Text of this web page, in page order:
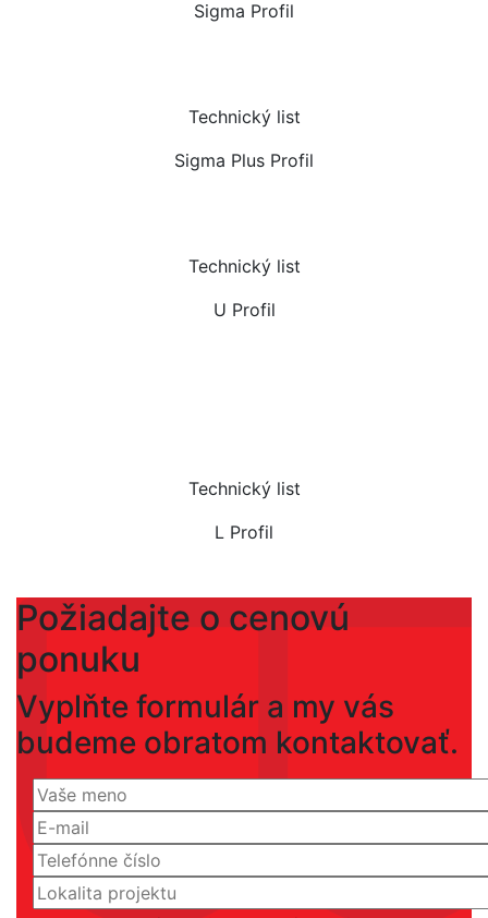
Sigma Profil
Technický list
Sigma Plus Profil
Technický list
U Profil
Technický list
L Profil
Požiadajte o cenovú
ponuku
Vyplňte formulár a my vás
budeme obratom kontaktovať.